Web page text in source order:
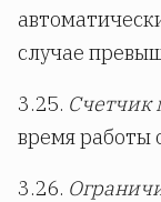
случае
3.25. Счетчик
время работы
3.26.